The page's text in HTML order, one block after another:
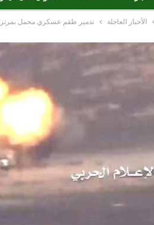
الأخبار العاجلة تدمير طقم عسكري محمل